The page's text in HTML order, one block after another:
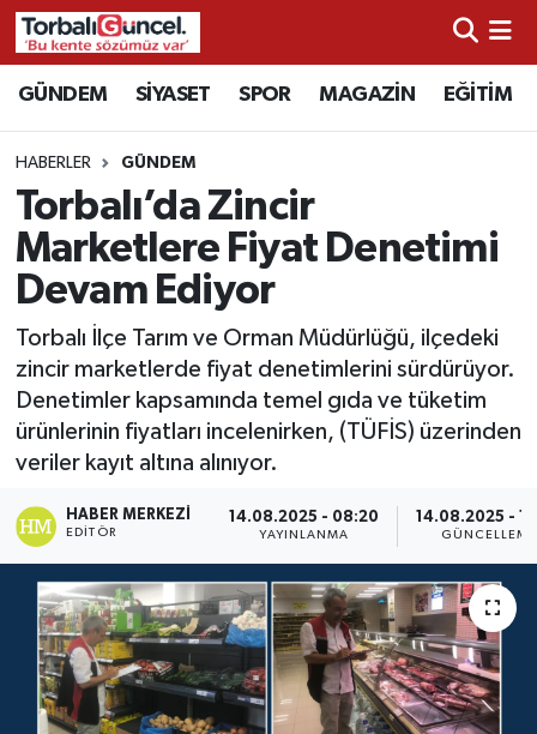
GÜNDEM SİYASET SPOR MAGAZİN EĞİTİM
HABERLER GÜNDEM
Torbalı’da Zincir
Marketlere Fiyat Denetimi
Devam Ediyor
Torbalı İlçe Tarım ve Orman Müdürlüğü, ilçedeki
zincir marketlerde fiyat denetimlerini sürdürüyor.
Denetimler kapsamında temel gıda ve tüketim
ürünlerinin fiyatları incelenirken, (TÜFİS) üzerinden
veriler kayıt altına alınıyor.
HABER MERKEZI
EDITÖR
14.08.2025 - 08:20
YAYINLANMA
14.08.2025 -
GÜNCELLEME
İzmir Nöbetçi Eczaneler
İzmir Hava Durumu
İzmir Namaz Vakitleri
İzmir Trafik Yoğunluk Haritası
Süper Lig Puan Durumu ve Fikstür
Tüm Manşetler
Son Dakika Haberleri
Haber Arşivi